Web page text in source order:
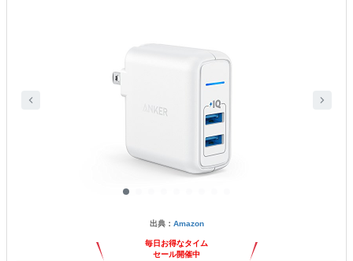
出典： Amazon
毎日お得なタイム
セール開催中